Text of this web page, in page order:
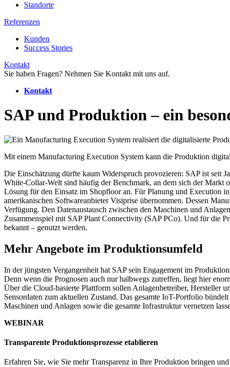
Standorte
Referenzen
Kunden
Success Stories
Kontakt
Sie haben Fragen? Nehmen Sie Kontakt mit uns auf.
Kontakt
SAP und Produktion – ein
Mit einem Manufacturing Execution System kann die Produktion
Die Einschätzung dürfte kaum Widerspruch provozieren: SAP ist seit
White-Collar-Welt sind häufig der Benchmark, an dem sich der Markt
Lösung für den Einsatz im Shopfloor an. Für Planung und Execution
amerikanischen Softwareanbieter Visiprise übernommen. Dessen
Verfügung. Den Datenaustausch zwischen den Maschinen und
Zusammenspiel mit SAP Plant Connectivity (SAP PCo). Und für die
bekannt – genutzt werden.
Mehr Angebote im Produktionsumfeld
In der jüngsten Vergangenheit hat SAP sein Engagement im
Denn wenn die Prognosen auch nur halbwegs zutreffen, liegt hier
Über die Cloud-basierte Plattform sollen Anlagenbetreiber, Hersteller
Sensordaten zum aktuellen Zustand. Das gesamte IoT-Portfolio
Maschinen und Anlagen sowie die gesamte Infrastruktur vernetzen
WEBINAR
Transparente Produktionsprozesse etablieren
Erfahren Sie, wie Sie mehr Transparenz in Ihre Produktion bringen